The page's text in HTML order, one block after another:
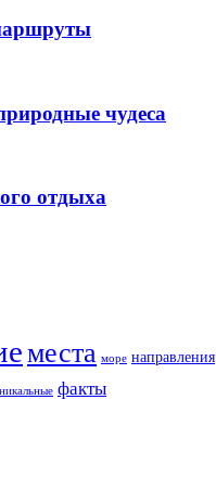
чудеса
отдыха
места море направления
факты